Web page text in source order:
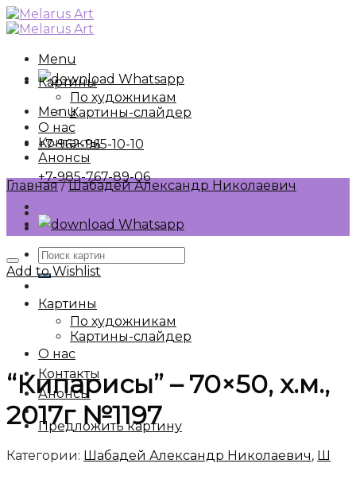
Skip
to
Menu
Whatsapp
Menu
+7-962-965-10-10
+7-985-767-89-06
Whatsapp
Искать:
Картины
По художникам
Картины-слайдер
О нас
Контакты
Анонсы
Предложить картину
Картины
По художникам
Картины-слайдер
О нас
Контакты
Анонсы
Главная / Шабадей Александр Николаевич
Add to Wishlist
“Кипарисы” – 70×50, х.м.,
2017г №1197
Категории: Шабадей Александр Николаевич, Ш